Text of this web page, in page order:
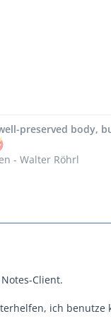
preserved body,
- Walter Röhrl
Client.
ich benutze